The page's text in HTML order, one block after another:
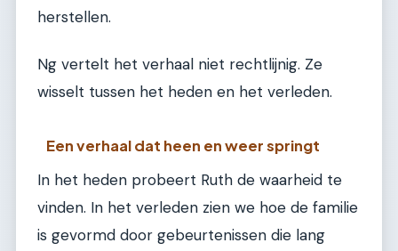
herstellen.
Ng vertelt het verhaal niet rechtlijnig. Ze
wisselt tussen het heden en het verleden.
Een verhaal dat heen en weer springt
In het heden probeert Ruth de waarheid te
vinden. In het verleden zien we hoe de familie
is gevormd door gebeurtenissen die lang